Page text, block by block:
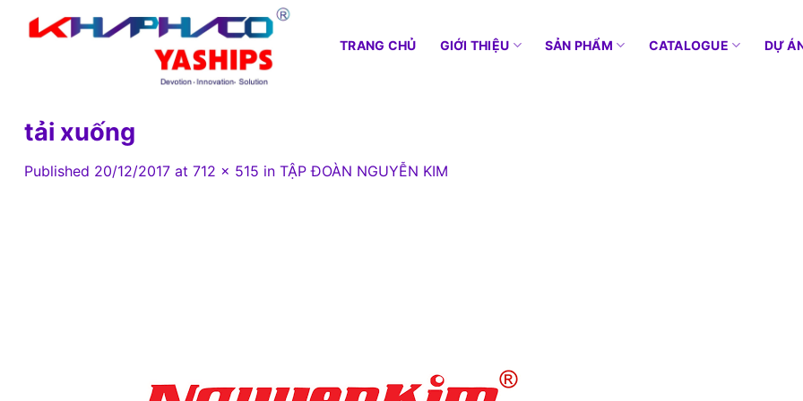
TRANG CHỦ GIỚI THIỆU SẢN PHẨM CATALOGUE DỰ
tải xuống
Published 20/12/2017 at 712 × 515 in TẬP ĐOÀN NGUYỄN KIM